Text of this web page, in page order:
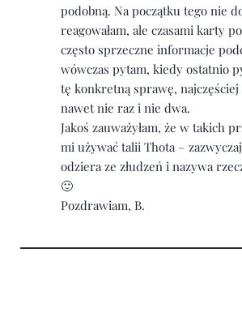
podobną. Na początku tego nie
reagowałam, ale czasami karty
często sprzeczne informacje
wówczas pytam, kiedy ostatnio
tę konkretną sprawę, najczęściej
nawet nie raz i nie dwa.
Jakoś zauważyłam, że w takich
mi używać talii Thota –
odziera ze złudzeń i nazywa
🙂
Pozdrawiam, B.